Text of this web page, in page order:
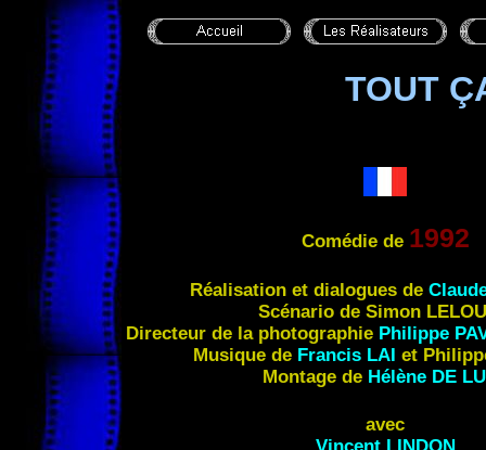
TOUT
Comédie de 1992
Réalisation et dialogues de
Scénario de Simon
Directeur de la photographie Philippe
Musique de Francis LAI et
Montage de Hélène DE
avec